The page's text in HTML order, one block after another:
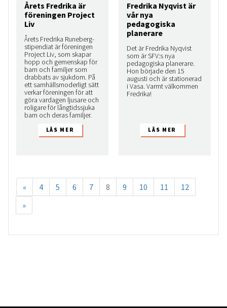
Årets Fredrika är
föreningen Project
Liv
Årets Fredrika Runeberg-
stipendiat är föreningen
Project Liv, som skapar
hopp och gemenskap för
barn och familjer som
drabbats av sjukdom. På
ett samhällsmoderligt sätt
verkar föreningen för att
göra vardagen ljusare och
roligare för långtidssjuka
barn och deras familjer.
Fredrika Nyqvist är
vår nya
pedagogiska
planerare
Det är Fredrika Nyqvist
som är SFV:s nya
pedagogiska planerare.
Hon började den 15
augusti och är stationerad
i Vasa. Varmt välkommen
Fredrika!
« 4 5 6 7 8 9 10 11
12
»